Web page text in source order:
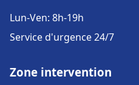
Lun-Ven: 8h-19h
Service d'urgence 24/7
Zone intervention